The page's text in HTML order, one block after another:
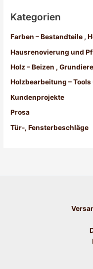
Kategorien
Farben – Bestandteile ,
Hausrenovierung und
Holz – Beizen ,
Holzbearbeitung –
Kundenprojekte
Prosa
Tür-, Fensterbeschläge